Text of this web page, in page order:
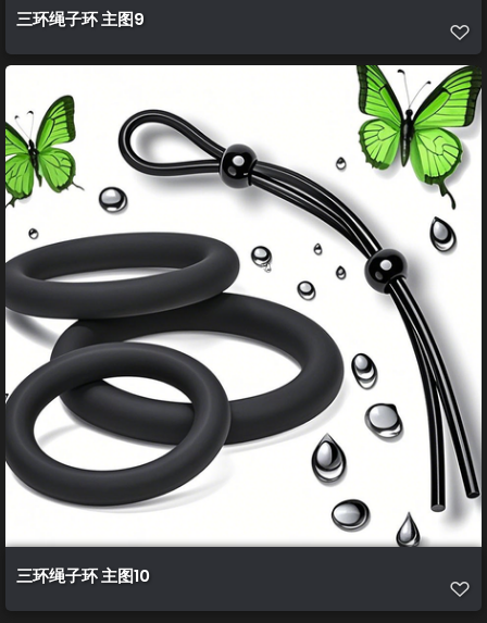
三环绳子环 主图9
三环绳子环 主图10